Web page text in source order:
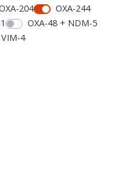
204
OXA-244
OXA-48 + NDM-5
VIM-4